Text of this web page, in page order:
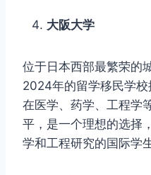
大阪大学
位于日本西部最繁荣的
2024年的留学移民学
在医学、药学、工程学
平，是一个理想的选择
学和工程研究的国际学生